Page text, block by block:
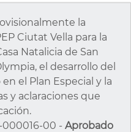
la
Ciutat Vella para la
Natalicia de San
el desarrollo del
el Plan Especial y la
y aclaraciones que
000016-00 - Aprobado